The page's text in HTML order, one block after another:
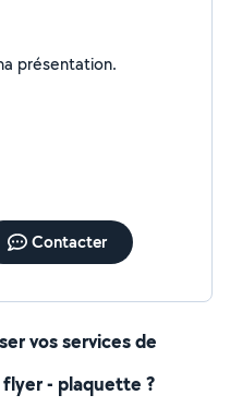
Je n'ai pas encore renseigné ma présentation.
Contacter
vos services de
- plaquette ?